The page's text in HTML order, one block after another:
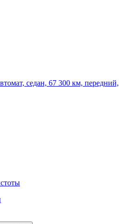
седан, 67 300 км, передний,